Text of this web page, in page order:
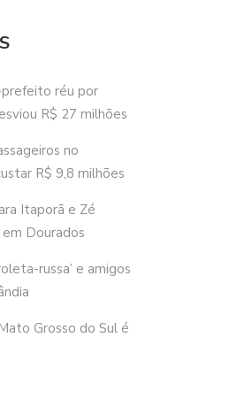
réu por
R$ 27 milhões
no
R$ 9,8 milhões
Itaporã e Zé
Dourados
russa’ e amigos
Grosso do Sul é